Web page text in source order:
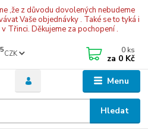
,že z důvodu dovolených nebudeme
Vaše objednávky . Také se to tyká i
Třinci. Děkujeme za pochopení .
Menu
CZK
Hledat
0 ks
za 0 Kč